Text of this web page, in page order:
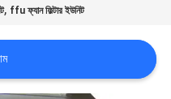
, ffu ফ্যান ফিল্টার ইউনিট